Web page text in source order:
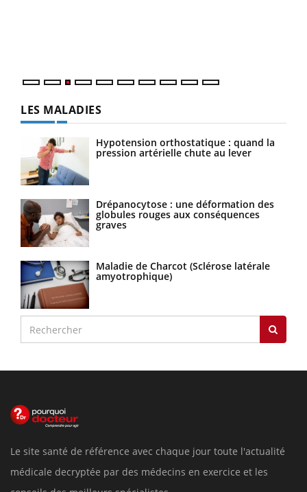
LES MALADIES
Hypotension orthostatique : quand la
pression artérielle chute au lever
Drépanocytose : une déformation des
globules rouges aux conséquences
graves
Maladie de Charcot (Sclérose latérale
amyotrophique)
Le site santé de référence avec chaque jour toute l'actualité
médicale decryptée par des médecins en exercice et les